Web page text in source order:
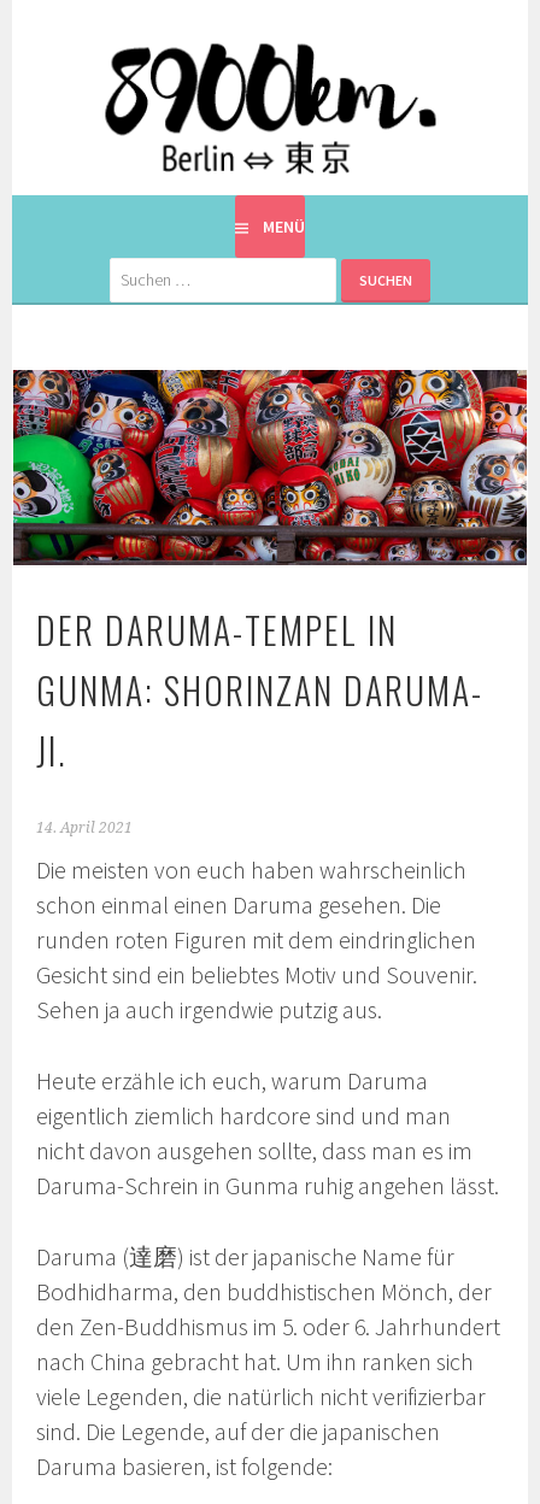
8900KM. BERLIN ⇔ 東京
EINE BERLINERIN IN JAPAN. MIT EINEM JAPANER.
MENÜ
Suchen
nach:
DER DARUMA-TEMPEL IN
GUNMA: SHORINZAN DARUMA-
JI.
14. April 2021
Die meisten von euch haben wahrscheinlich
schon einmal einen Daruma gesehen. Die
runden roten Figuren mit dem eindringlichen
Gesicht sind ein beliebtes Motiv und Souvenir.
Sehen ja auch irgendwie putzig aus.
Heute erzähle ich euch, warum Daruma
eigentlich ziemlich hardcore sind und man
nicht davon ausgehen sollte, dass man es im
Daruma-Schrein in Gunma ruhig angehen lässt.
Daruma (達磨) ist der japanische Name für
Bodhidharma, den buddhistischen Mönch, der
den Zen-Buddhismus im 5. oder 6. Jahrhundert
nach China gebracht hat. Um ihn ranken sich
viele Legenden, die natürlich nicht verifizierbar
sind. Die Legende, auf der die japanischen
Daruma basieren, ist folgende: